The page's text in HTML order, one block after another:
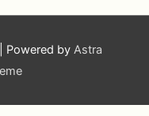
| Powered by Astra